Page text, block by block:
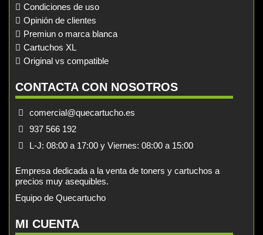
Condiciones de uso
Opinión de clientes
Premiun o marca blanca
Cartuchos XL
Original vs compatible
CONTACTA CON NOSOTROS
comercial@quecartucho.es
937 566 192
L-J: 08:00 a 17:00 y Viernes: 08:00 a 15:00
Empresa dedicada a la venta de toners y cartuchos a
precios muy asequibles.
Equipo de Quecartucho
MI CUENTA